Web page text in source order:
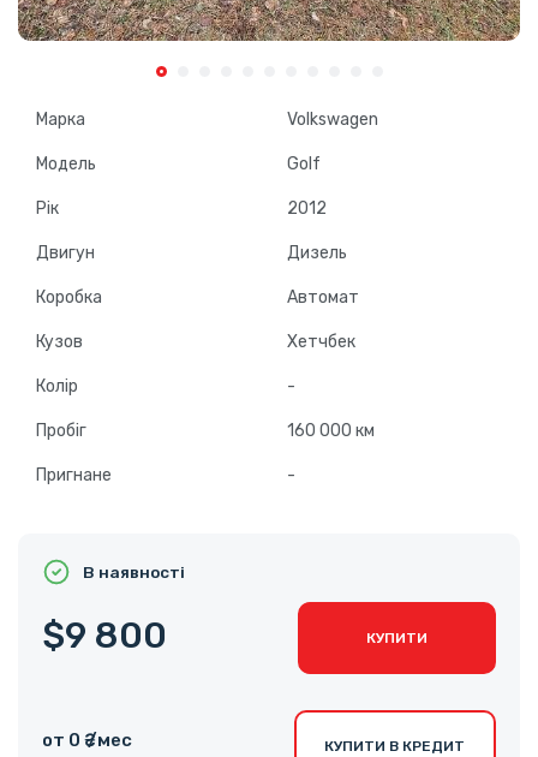
Марка Volkswagen
Модель Golf
Рік 2012
Двигун Дизель
Коробка Автомат
Кузов Хетчбек
Колір -
Пробіг 160 000 км
Пригнане -
В наявності
$9 800 КУПИТИ
от 0 ₴ /мес КУПИТИ В КРЕДИТ